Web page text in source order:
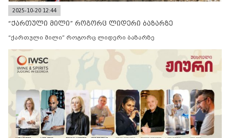
2025-10-20 12:44
“ქართული მილი” როგორც ლიდერი ბაზარზე
“ქართული მილი” როგორც ლიდერი ბაზარზე